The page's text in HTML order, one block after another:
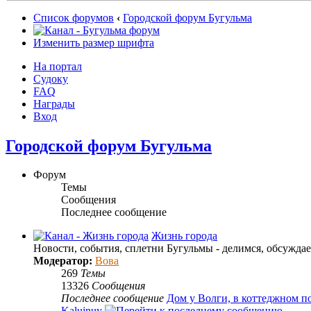
Список форумов ‹ Городской форум Бугульма
Изменить размер шрифта
На портал
Судоку
FAQ
Награды
Вход
Городской форум Бугульма
Форум
Темы
Сообщения
Последнее сообщение
Жизнь города
Новости, события, сплетни Бугульмы - делимся,
Модератор: Вова
269 Темы
13326 Сообщения
Последнее сообщение Дом у Волги, в коттеджном